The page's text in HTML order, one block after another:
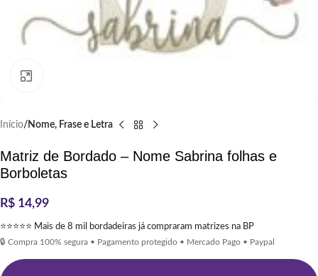
Início Nome, Frase e Letra
Matriz de Bordado – Nome Sabrina folhas e
Borboletas
R$ 14,99
⭐⭐⭐⭐⭐ Mais de 8 mil bordadeiras já compraram matrizes na BP
🔒 Compra 100% segura • Pagamento protegido • Mercado Pago • Paypal